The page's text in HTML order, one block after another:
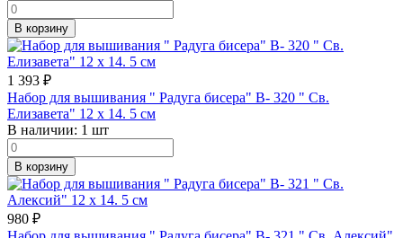
В корзину
1 393 ₽
Набор для вышивания " Радуга бисера" В- 320 " Св.
Елизавета" 12 х 14. 5 см
В наличии: 1 шт
В корзину
980 ₽